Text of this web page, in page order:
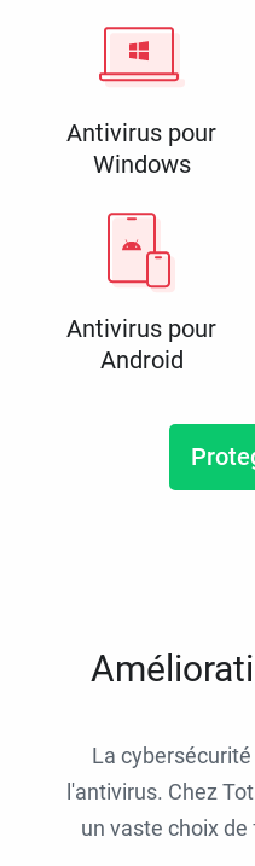
Antivirus pour
Windows
Antivirus pour
Android
La
l'antivirus. Chez
un vaste choix